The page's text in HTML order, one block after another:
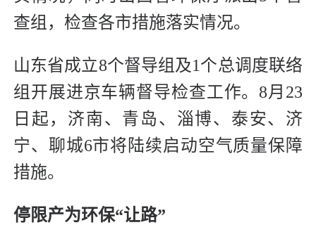
查组，检查各市措施落实情况。
山东省成立8个督导组及1个总调度联络
组开展进京车辆督导检查工作。8月23
日起，济南、青岛、淄博、泰安、济
宁、聊城6市将陆续启动空气质量保障
措施。
停限产为环保“让路”